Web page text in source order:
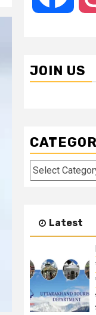
JOIN US
Categories
Latest